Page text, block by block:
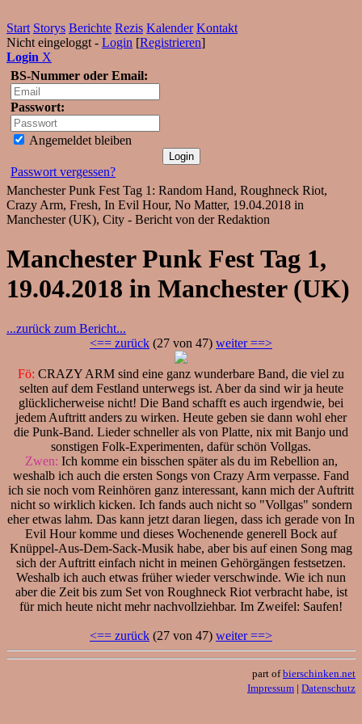
Start Storys Berichte Rezis Kalender Kontakt
Nicht eingeloggt - Login [Registrieren]
Login X
BS-Nummer oder Email:
Passwort:
Angemeldet bleiben
Passwort vergessen?
Manchester Punk Fest Tag 1: Random Hand, Roughneck Riot,
Crazy Arm, Fresh, In Evil Hour, No Matter, 19.04.2018 in
Manchester (UK), City - Bericht von der Redaktion
Manchester Punk Fest Tag 1,
19.04.2018 in Manchester (UK)
...zurück zum Bericht...
<== zurück (27 von 47) weiter ==>
Fö: CRAZY ARM sind eine ganz wunderbare Band, die viel zu
selten auf dem Festland unterwegs ist. Aber da sind wir ja heute
glücklicherweise nicht! Die Band schafft es auch irgendwie, bei
jedem Auftritt anders zu wirken. Heute geben sie dann wohl eher
die Punk-Band. Lieder schneller als von Platte, nix mit Banjo und
sonstigen Folk-Experimenten, dafür schön Vollgas.
Zwen: Ich komme ein bisschen später als du im Rebellion an,
weshalb ich auch die ersten Songs von Crazy Arm verpasse. Fand
ich sie noch vom Reinhören ganz interessant, kann mich der Auftritt
nicht so wirklich kicken. Ich fands auch nicht so "Vollgas" sondern
eher etwas lahm. Das kann jetzt daran liegen, dass ich gerade von In
Evil Hour komme und dieses Wochenende generell Bock auf
Knüppel-Aus-Dem-Sack-Musik habe, aber bis auf einen Song mag
sich der Auftritt einfach nicht in meinen Gehörgängen festsetzen.
Weshalb ich auch etwas früher wieder verschwinde. Wie ich nun
aber die Zeit bis zum Set von Roughneck Riot verbracht habe, ist
für mich heute nicht mehr nachvollziehbar. Im Zweifel: Saufen!
<== zurück (27 von 47) weiter ==>
part ofbierschinken.net
Impressum | Datenschutz